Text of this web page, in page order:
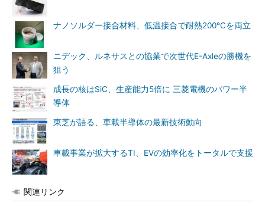
ナノソルダー接合材料、低温接合で耐熱200℃を両立
ニデック、ルネサスとの協業で次世代E-Axleの勝機を
狙う
成長の核はSiC、生産能力5倍に 三菱電機のパワー半
導体
東芝が語る、車載半導体の最新技術動向
車載事業が拡大するTI、EVの効率化をトータルで支援
関連リンク